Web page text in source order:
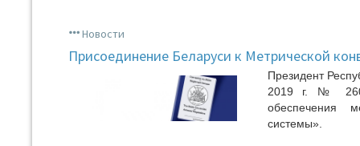
Новости
Присоединение Беларуси к Метрической
Президент
2019 г. № 260-
обеспечения
системы».